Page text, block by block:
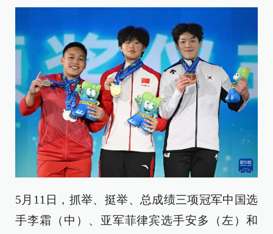
5月11日，抓举、挺举、总成绩三项冠军中国选
手李霜（中）、亚军菲律宾选手安多（左）和